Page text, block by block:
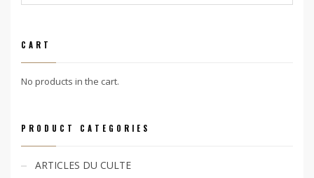
CART
No products in the cart.
PRODUCT CATEGORIES
ARTICLES DU CULTE